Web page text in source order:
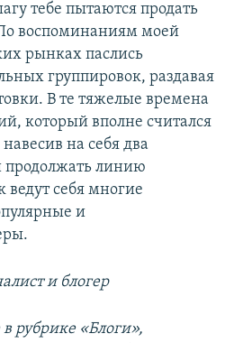
тебе пытаются продать
воспоминаниям моей
рынках паслись
группировок, раздавая
В те тяжелые времена
который вполне считался
на себя два
линию
себя многие
и
и блогер
рубрике «Блоги»,